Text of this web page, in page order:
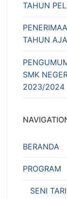
TAHUN
TAHUN
SMK
2023/2024
BERANDA
PROGRAM
SENI